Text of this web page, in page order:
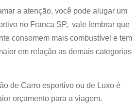
a atenção, você pode alugar um
no Franca SP, vale lembrar que
consomem mais combustível e tem
em relação as demais categorias
de Carro esportivo ou de Luxo é
orçamento para a viagem.